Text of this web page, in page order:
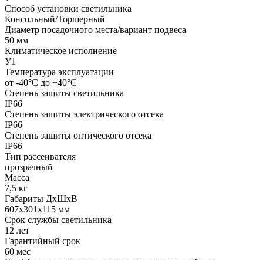
Способ установки светильника
Консольный/Торшерный
Диаметр посадочного места/вариант подвеса
50 мм
Климатическое исполнение
У1
Температура эксплуатации
от -40°С до +40°С
Степень защиты светильника
IP66
Степень защиты электрического отсека
IP66
Степень защиты оптического отсека
IP66
Тип рассеивателя
прозрачный
Масса
7,5 кг
Габариты ДхШхВ
607x301x115 мм
Срок службы светильника
12 лет
Гарантийный срок
60 мес